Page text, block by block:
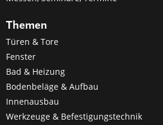
Themen
Türen & Tore
Fenster
Bad & Heizung
Bodenbeläge & Aufbau
Innenausbau
Werkzeuge & Befestigungstechnik